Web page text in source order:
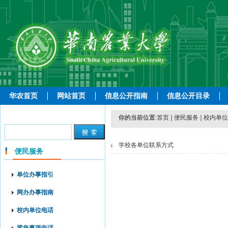
华农首页 网站首页 信息公开指南 信息公开目录
便民服务
单位办事指引
网办办事指南
校内单位电话
你的当前位置:首页 便民服务 校内单
学校各单位联系方式